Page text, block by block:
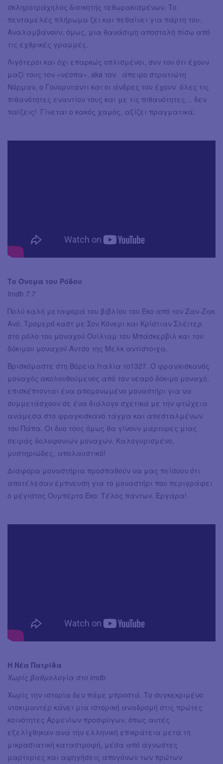
σκληροτράχηλος διοικητής τεθωρακισμένων. Το
πενταμελές πλήρωμα ζει και πεθαίνει για πάρτη του.
Αναλαμβάνουν, όμως, μια θανάσιμη αποστολή πίσω από
τις εχθρικές γραμμές.
Λιγότεροι και όχι επαρκώς οπλισμένοι, συν του ότι έχουν
μαζί τους τον «νέοπα», aka τον άπειρο στρατιώτη
Νόρμαν, ο Γουορντάντι και οι άνδρες του έχουν όλες τις
πιθανότητες εναντίον τους και με τις πιθανότητες… δεν
παίζεις! Γίνεται ο κακός χαμός, αξίζει πραγματικά.
Το Όνομα του Ρόδου
Imdb 7.7
Πολύ καλή μεταφορά του βιβλίου του Έκο από τον Ζαν-Ζακ
Ανό. Τρομερό καστ με Σον Κόνερι και Κρίστιαν Σλέιτερ
στο ρόλο του μοναχού Ουίλιαμ του Μπάσκερβιλ και του
δόκιμου μοναχού Άντσο της Μελκ αντίστοιχα.
Βρισκόμαστε στη Βόρεια Ιταλία το1327. Ο φραγκισκανός
μοναχός ακολουθούμενος από τον νεαρό δόκιμο μοναχό,
επισκέπτονται ένα απομονωμένο μοναστήρι για να
συμμετάσχουν σε ένα διάλογο σχετικά με την φτώχεια
ανάμεσα στο φραγκισκανό τάγμα και απεσταλμένων
του Πάπα. Οι δυο τους όμως θα γίνουν μάρτυρες μιας
σειράς δολοφονιών μοναχών. Καλογυρισμένο,
μυστηριώδες, απολαυστικό!
Διάφορα μοναστήρια προσπαθούν να μας πείσουν ότι
αποτέλεσαν έμπνευση για το μοναστήρι που περιγράφει
ο μέγιστος Ουμπέρτο Έκο. Τέλος πάντων. Εργάρα!
Η Νέα Πατρίδα
Χωρίς βαθμολογία στο imdb
Χωρίς την ιστορία δεν πάμε μπροστά. Το συγκεκριμένο
ντοκιμαντέρ κάνει μια ιστορική αναδρομή στις πρώτες
κοινότητες Αρμενίων προσφύγων, όπως αυτές
εξελίχθηκαν ανά την ελληνική επικράτεια μετά τη
μικρασιατική καταστροφή, μέσα από άγνωστες
μαρτυρίες και αφηγήσεις απογόνων των πρώτων